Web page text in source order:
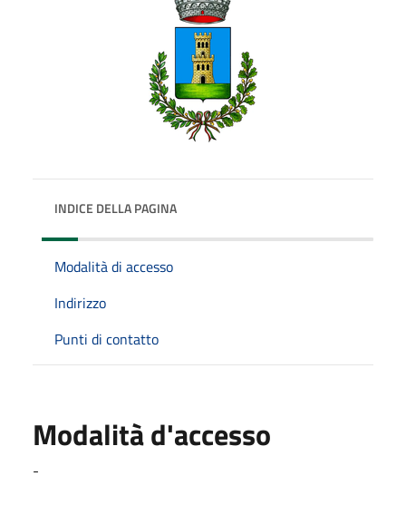
INDICE DELLA PAGINA
Modalità di accesso
Indirizzo
Punti di contatto
Modalità d'accesso
-